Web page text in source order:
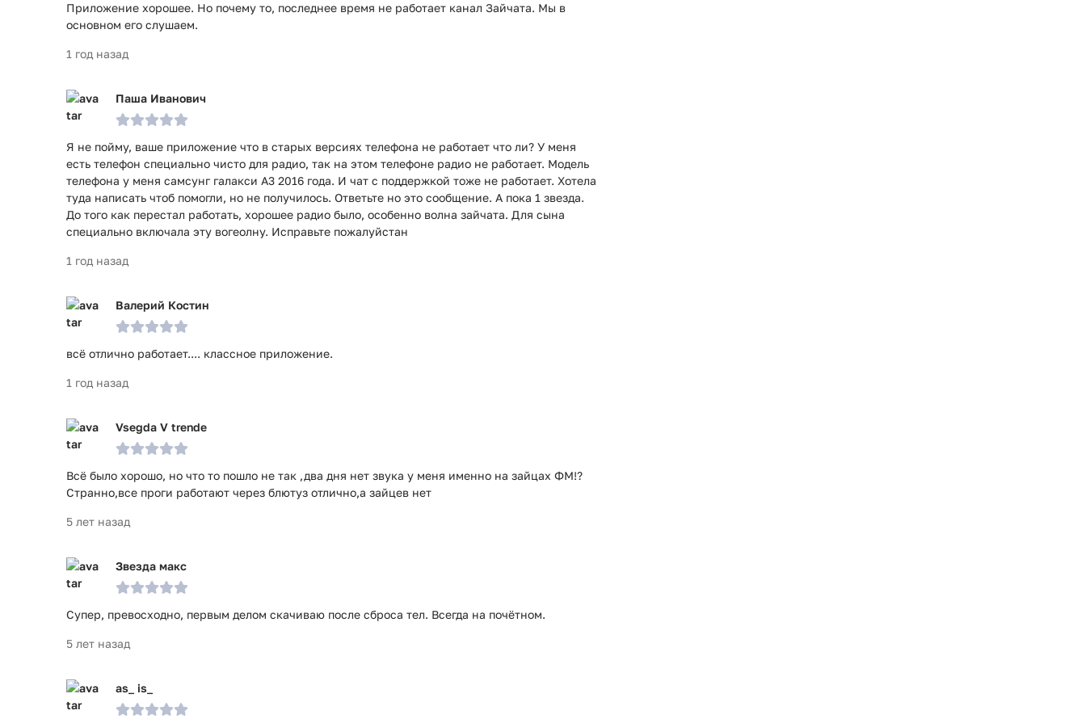
Приложение хорошее. Но почему то, последнее время не работает канал Зайчата. Мы в
основном его слушаем.
1 год назад
Паша Иванович
Я не пойму, ваше приложение что в старых версиях телефона не работает что ли? У меня
есть телефон специально чисто для радио, так на этом телефоне радио не работает. Модель
телефона у меня самсунг галакси А3 2016 года. И чат с поддержкой тоже не работает. Хотела
туда написать чтоб помогли, но не получилось. Ответьте но это сообщение. А пока 1 звезда.
До того как перестал работать, хорошее радио было, особенно волна зайчата. Для сына
специально включала эту вогеолну. Исправьте пожалуйстан
1 год назад
Валерий Костин
всё отлично работает.... классное приложение.
1 год назад
Vsegda V trende
Всё было хорошо, но что то пошло не так ,два дня нет звука у меня именно на зайцах ФМ!?
Странно,все проги работают через блютуз отлично,а зайцев нет
5 лет назад
Звезда макс
Супер, превосходно, первым делом скачиваю после сброса тел. Всегда на почётном.
5 лет назад
as_ is_